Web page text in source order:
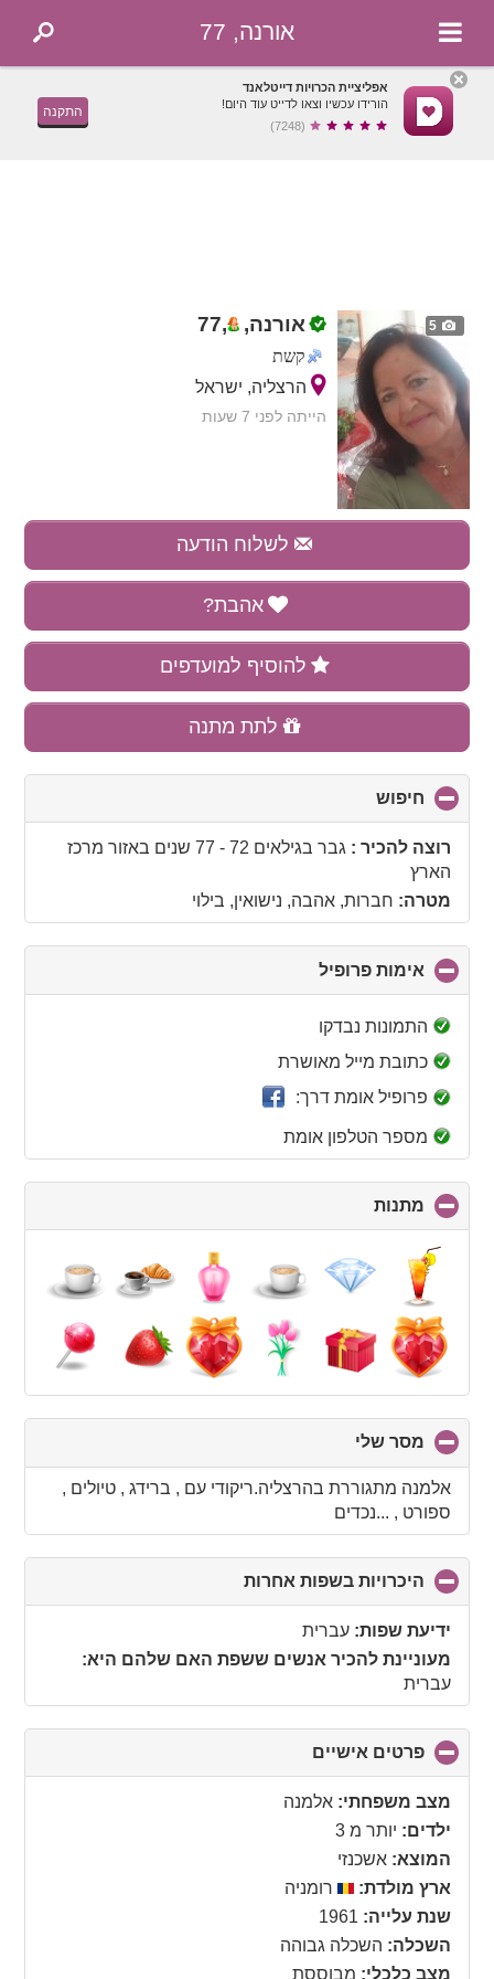
אורנה, 77
אפליציית הכרויות דייטלאנד
הורידו עכשיו וצאו לדייט עוד היום!
(7248)
התקנה
5 אורנה, ,
77
קשת
הרצליה, ישראל
הייתה לפני 7 שעות
לשלוח הודעה
אהבת?
להוסיף למועדפים
לתת מתנה
חיפוש
to
collapseרוצה להכיר : גבר בגילאים 72 - 77 שנים באזור מרכז
הארץ
מטרה: חברות, אהבה, נישואין, בילוי
אימות פרופיל
to
התמונות נבדקו
כתובת מייל מאושרת
פרופיל אומת דרך:
מספר הטלפון אומת
מתנות
to
contents
מסר שלי
to
collapse
contents
אלמנה מתגוררת בהרצליה.ריקודי עם , ברידג , טיולים ,
ספורט , ...נכדים
היכרויות בשפות אחרות
to
ידיעת שפות: עברית
מעוניינת להכיר אנשים ששפת האם שלהם היא:
עברית
פרטים אישיים
to
collapse
מצב משפחתי: אלמנה
ילדים: יותר מ 3
המוצא: אשכנזי
ארץ מולדת:
רומניה
שנת עלייה: 1961
השכלה: השכלה גבוהה
מצב כלכלי: מבוססת